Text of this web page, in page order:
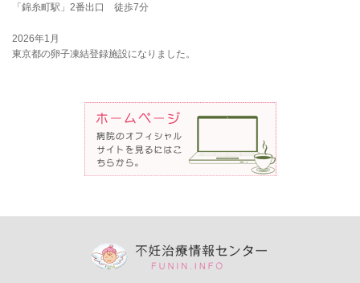
「錦糸町駅」2番出口 徒歩7分
2026年1月
東京都の卵子凍結登録施設になりました。